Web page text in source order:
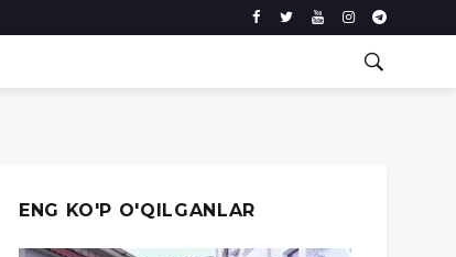
ENG KO'P O'QILGANLAR